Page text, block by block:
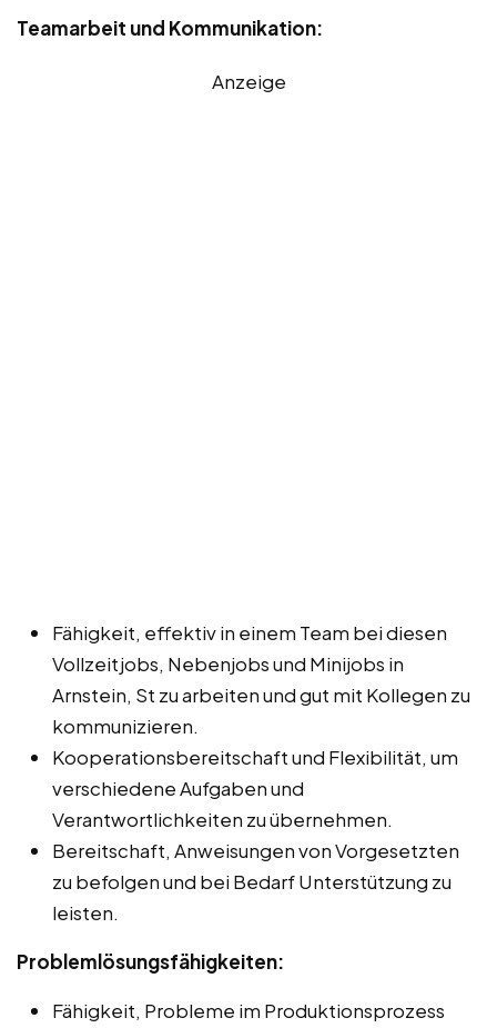
Teamarbeit und Kommunikation:
Anzeige
Fähigkeit, effektiv in einem Team bei diesen
Vollzeitjobs, Nebenjobs und Minijobs in
Arnstein, St zu arbeiten und gut mit Kollegen zu
kommunizieren.
Kooperationsbereitschaft und Flexibilität, um
verschiedene Aufgaben und
Verantwortlichkeiten zu übernehmen.
Bereitschaft, Anweisungen von Vorgesetzten
zu befolgen und bei Bedarf Unterstützung zu
leisten.
Problemlösungsfähigkeiten:
Fähigkeit, Probleme im Produktionsprozess